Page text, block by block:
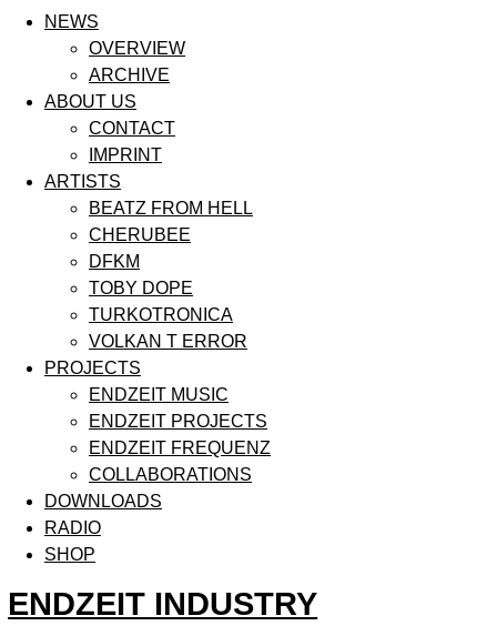
NEWS
OVERVIEW
ARCHIVE
ABOUT US
CONTACT
IMPRINT
ARTISTS
BEATZ FROM HELL
CHERUBEE
DFKM
TOBY DOPE
TURKOTRONICA
VOLKAN T ERROR
PROJECTS
ENDZEIT MUSIC
ENDZEIT PROJECTS
ENDZEIT FREQUENZ
COLLABORATIONS
DOWNLOADS
RADIO
SHOP
ENDZEIT INDUSTRY